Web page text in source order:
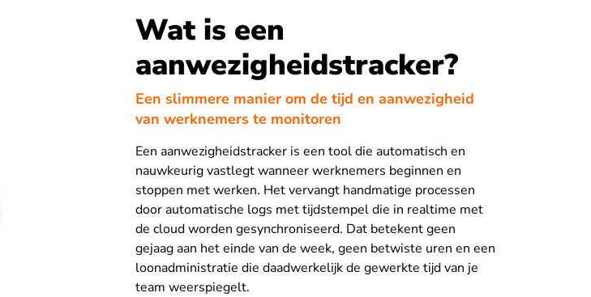
Wat is een
aanwezigheidstracker?
Een slimmere manier om de tijd en aanwezigheid
van werknemers te monitoren
Een aanwezigheidstracker is een tool die automatisch en
nauwkeurig vastlegt wanneer werknemers beginnen en
stoppen met werken. Het vervangt handmatige processen
door automatische logs met tijdstempel die in realtime met
de cloud worden gesynchroniseerd. Dat betekent geen
gejaag aan het einde van de week, geen betwiste uren en een
loonadministratie die daadwerkelijk de gewerkte tijd van je
team weerspiegelt.